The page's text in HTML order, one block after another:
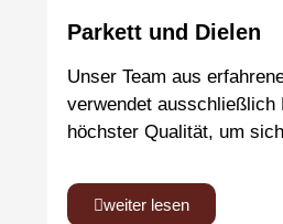
Parkett und Dielen
Unser Team aus
verwendet ausschließlich
höchster Qualität, um
weiter lesen